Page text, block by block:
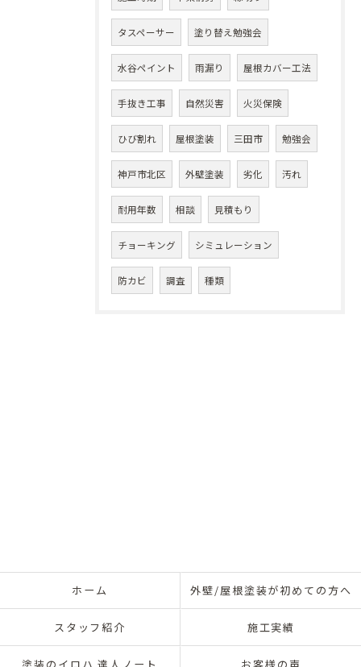
タスペーサー 塗り替え勉強会
水谷ペイント 雨漏り 屋根カバー工法
手抜き工事 自然災害 火災保険
ひび割れ 屋根塗装 三田市 勉強会
神戸市北区 外壁塗装 劣化 汚れ
耐用年数 相談 見積もり
チョーキング シミュレーション
防カビ 調査 種類
ホーム 外壁/屋根塗装が初めての方へ
スタッフ紹介 施工実績